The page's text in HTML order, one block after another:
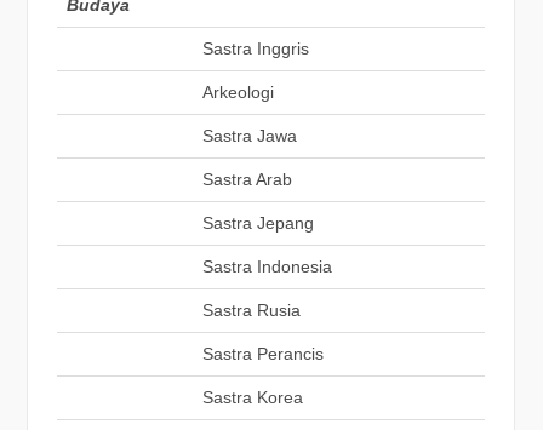
Budaya
Sastra Inggris
Arkeologi
Sastra Jawa
Sastra Arab
Sastra Jepang
Sastra Indonesia
Sastra Rusia
Sastra Perancis
Sastra Korea